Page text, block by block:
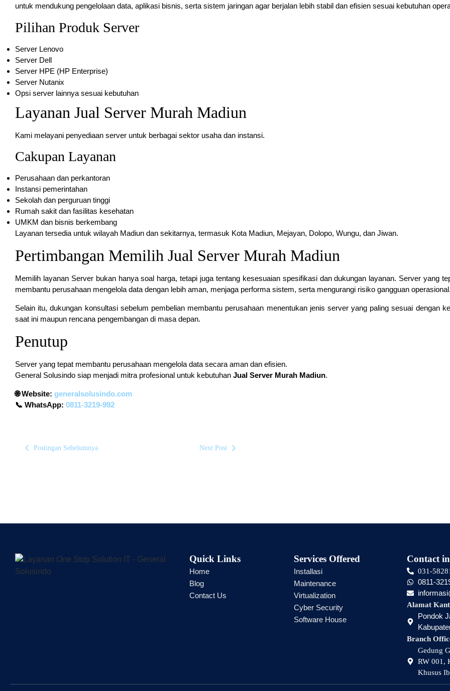
untuk mendukung pengelolaan data, aplikasi bisnis, serta sistem jaringan agar berjalan lebih stabil dan efisien sesuai kebutuhan
Pilihan Produk Server
Server Lenovo
Server Dell
Server HPE (HP Enterprise)
Server Nutanix
Opsi server lainnya sesuai kebutuhan
Layanan Jual Server Murah Madiun
Kami melayani penyediaan server untuk berbagai sektor usaha dan instansi.
Cakupan Layanan
Perusahaan dan perkantoran
Instansi pemerintahan
Sekolah dan perguruan tinggi
Rumah sakit dan fasilitas kesehatan
UMKM dan bisnis berkembang
Layanan tersedia untuk wilayah Madiun dan sekitarnya, termasuk Kota Madiun, Mejayan, Dolopo, Wungu, dan Jiwan.
Pertimbangan Memilih Jual Server Murah Madiun
Memilih layanan Server bukan hanya soal harga, tetapi juga tentang kesesuaian spesifikasi dan dukungan layanan. Server yang
membantu perusahaan mengelola data dengan lebih aman, menjaga performa sistem, serta mengurangi risiko gangguan operasional.
Selain itu, dukungan konsultasi sebelum pembelian membantu perusahaan menentukan jenis server yang paling sesuai dengan
saat ini maupun rencana pengembangan di masa depan.
Penutup
Server yang tepat membantu perusahaan mengelola data secara aman dan efisien.
General Solusindo siap menjadi mitra profesional untuk kebutuhan Jual Server Murah Madiun.
🌐 Website: generalsolusindo.com
📞 WhatsApp: 0811-3219-992
Postingan Sebelumnya Next Post
Quick Links
Home
Blog
Contact Us
Services Offered
Installasi
Maintenance
Virtualization
Cyber Security
Software House
Contact
031-
0811-
Alamat
Pondok
Branch
Gedung
RW 001,
Khusus